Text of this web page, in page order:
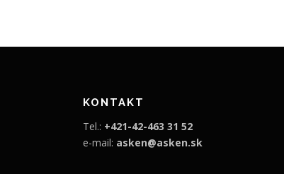
c
b
a
a
KONTAKT
Tel.: +421-42-463 31 52
e-mail: asken@asken.sk